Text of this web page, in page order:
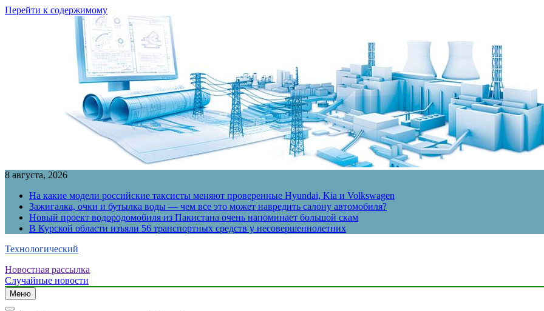
Перейти к содержимому
8 августа, 2026
На какие модели российские таксисты меняют проверенные Hyundai, Kia и Volkswagen
Зажигалка, очки и бутылка воды — чем все это может навредить салону автомобиля?
Новый проект водородомобиля из Пакистана очень напоминает большой скам
В Курской области изъяли 56 транспортных средств у несовершеннолетних
Технологический
Новостная рассылка
Случайные новости
Меню